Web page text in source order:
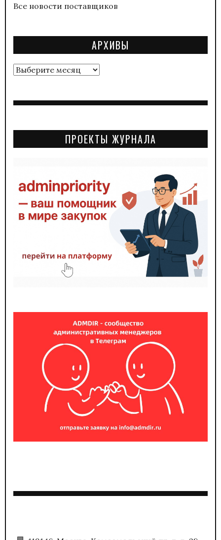
Все новости поставщиков
АРХИВЫ
Архивы
ПРОЕКТЫ ЖУРНАЛА